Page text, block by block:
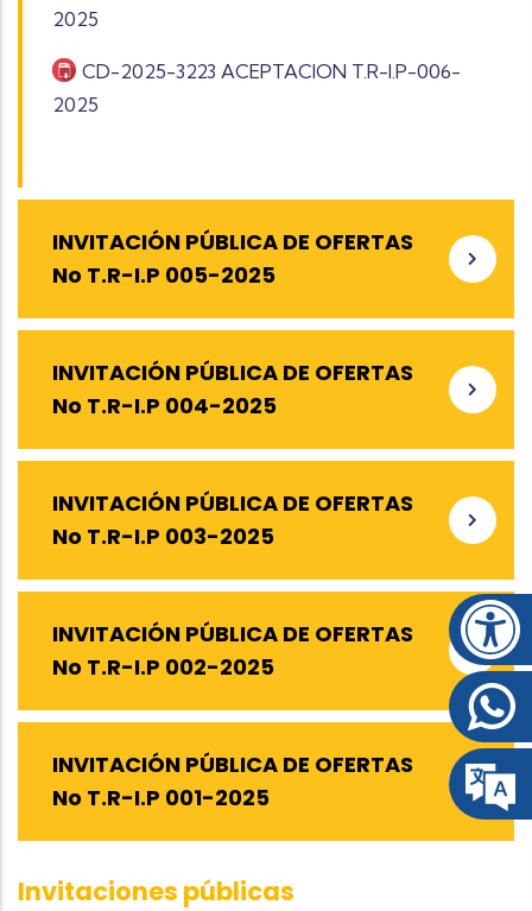
2025
CD-2025-3223 ACEPTACION T.R-I.P-006-
2025
INVITACIÓN PÚBLICA DE OFERTAS
No T.R-I.P 005-2025
INVITACIÓN PÚBLICA DE OFERTAS
No T.R-I.P 004-2025
INVITACIÓN PÚBLICA DE OFERTAS
No T.R-I.P 003-2025
INVITACIÓN PÚBLICA DE OFERTAS
No T.R-I.P 002-2025
INVITACIÓN PÚBLICA DE OFERTAS
No T.R-I.P 001-2025
Invitaciones públicas